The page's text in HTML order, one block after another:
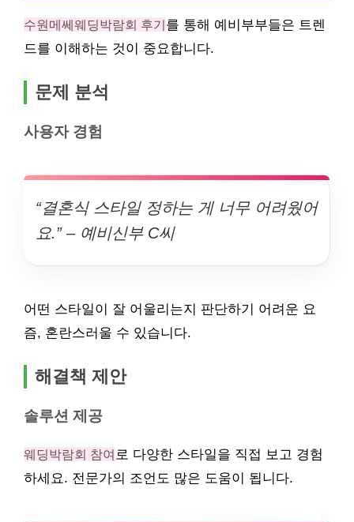
수원메쎄웨딩박람회 후기를 통해 예비부부들은 트렌
드를 이해하는 것이 중요합니다.
문제 분석
사용자 경험
“결혼식 스타일 정하는 게 너무 어려웠어
요.” – 예비신부 C씨
어떤 스타일이 잘 어울리는지 판단하기 어려운 요
즘, 혼란스러울 수 있습니다.
해결책 제안
솔루션 제공
웨딩박람회 참여로 다양한 스타일을 직접 보고 경험
하세요. 전문가의 조언도 많은 도움이 됩니다.